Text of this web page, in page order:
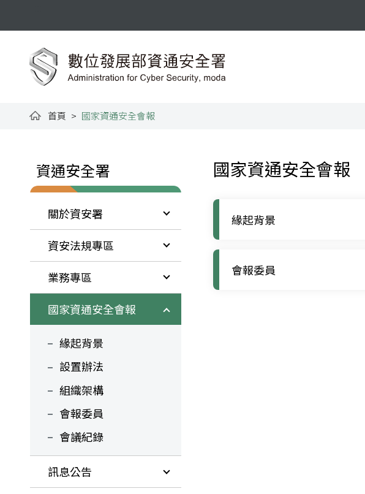
首頁 國家資通安全會報
資通安全署
關於資安署
資安法規專區
業務專區
國家資通安全會報
緣起背景
設置辦法
組織架構
會報委員
會議紀錄
訊息公告
國家資通安全會報
緣起背景
會報委員